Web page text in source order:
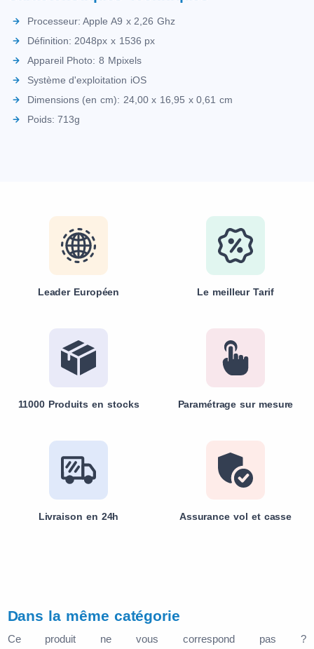
Processeur: Apple A9 x 2,26 Ghz
Définition: 2048px x 1536 px
Appareil Photo: 8 Mpixels
Système d'exploitation iOS
Dimensions (en cm): 24,00 x 16,95 x 0,61 cm
Poids: 713g
Leader Européen Le meilleur Tarif
11000 Produits en stocks Paramétrage sur mesure
Livraison en 24h Assurance vol et casse
Dans la même catégorie
Ce produit ne vous correspond pas ?